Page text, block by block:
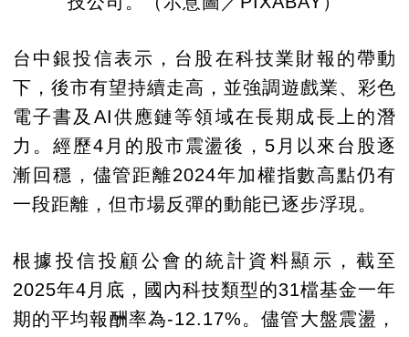
台中銀投信表示，台股在科技業財報的帶動
下，後市有望持續走高，並強調遊戲業、彩色
電子書及AI供應鏈等領域在長期成長上的潛
力。經歷4月的股市震盪後，5月以來台股逐
漸回穩，儘管距離2024年加權指數高點仍有
一段距離，但市場反彈的動能已逐步浮現。
根據投信投顧公會的統計資料顯示，截至
2025年4月底，國內科技類型的31檔基金一年
期的平均報酬率為-12.17%。儘管大盤震盪，